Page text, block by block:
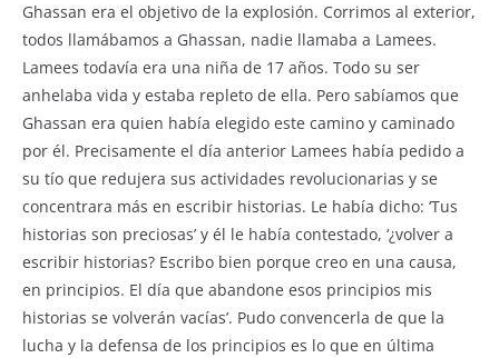
Ghassan era el objetivo de la explosión. Corrimos al exterior,
todos llamábamos a Ghassan, nadie llamaba a Lamees.
Lamees todavía era una niña de 17 años. Todo su ser
anhelaba vida y estaba repleto de ella. Pero sabíamos que
Ghassan era quien había elegido este camino y caminado
por él. Precisamente el día anterior Lamees había pedido a
su tío que redujera sus actividades revolucionarias y se
concentrara más en escribir historias. Le había dicho: ‘Tus
historias son preciosas’ y él le había contestado, ‘¿volver a
escribir historias? Escribo bien porque creo en una causa,
en principios. El día que abandone esos principios mis
historias se volverán vacías’. Pudo convencerla de que la
lucha y la defensa de los principios es lo que en última